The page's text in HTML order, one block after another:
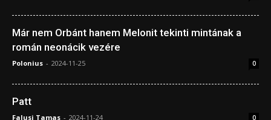
Már nem Orbánt hanem Melonit tekinti mintának a
román neonácik vezére
Polonius - 2024-11-25 0
Patt
Falusi Tamas - 2024-11-24 0